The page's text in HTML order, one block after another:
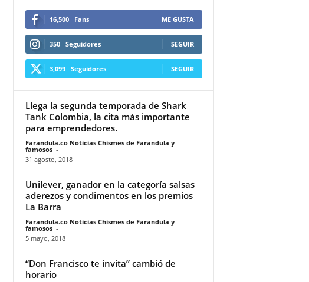
16,500 Fans ME GUSTA
350 Seguidores SEGUIR
3,099 Seguidores SEGUIR
Llega la segunda temporada de Shark
Tank Colombia, la cita más importante
para emprendedores.
Farandula.co Noticias Chismes de Farandula y
famosos -
31 agosto, 2018
Unilever, ganador en la categoría salsas
aderezos y condimentos en los premios
La Barra
Farandula.co Noticias Chismes de Farandula y
famosos -
5 mayo, 2018
“Don Francisco te invita” cambió de
horario